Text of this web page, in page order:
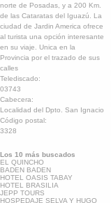
norte de Posadas, y a 200 Km.
de las Cataratas del Iguazú. La
ciudad de Jardin America ofrece
al turista una opción interesante
en su viaje. Unica en la
Provincia por el trazado de sus
calles
Telediscado:
03743
Cabecera:
Localidad del Dpto. San Ignacio
Código postal:
3328
Los 10 más buscados
EL QUINCHO
BADEN BADEN
HOTEL OASIS TABAY
HOTEL BRASILIA
JEPP TOURS
HOSPEDAJE SELVA Y HUGO